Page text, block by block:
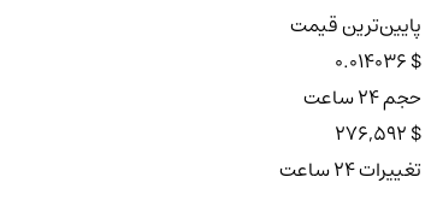
پایین‌ترین قیمت
$ 0.014036
حجم ۲۴ ساعت
$ 276,592
تغییرات ۲۴ ساعت